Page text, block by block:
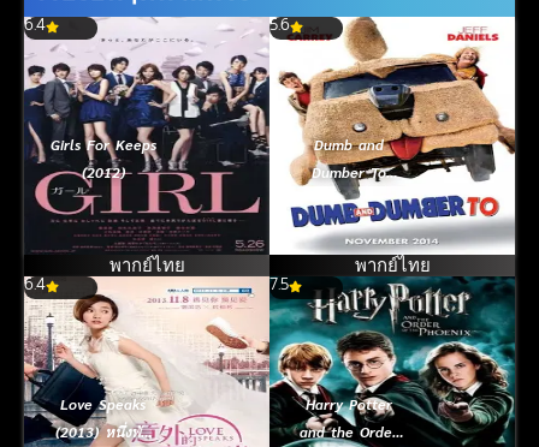
6.4
Girls For Keeps
(2012)
พากย์ไทย
5.6
Dumb and
Dumber To
(2014) ใครว่าเรา
แกล้งโง่วะ
พากย์ไทย
6.4
Love Speaks
(2013) หนึ่งพัน
7.5
Harry Potter
and the Order